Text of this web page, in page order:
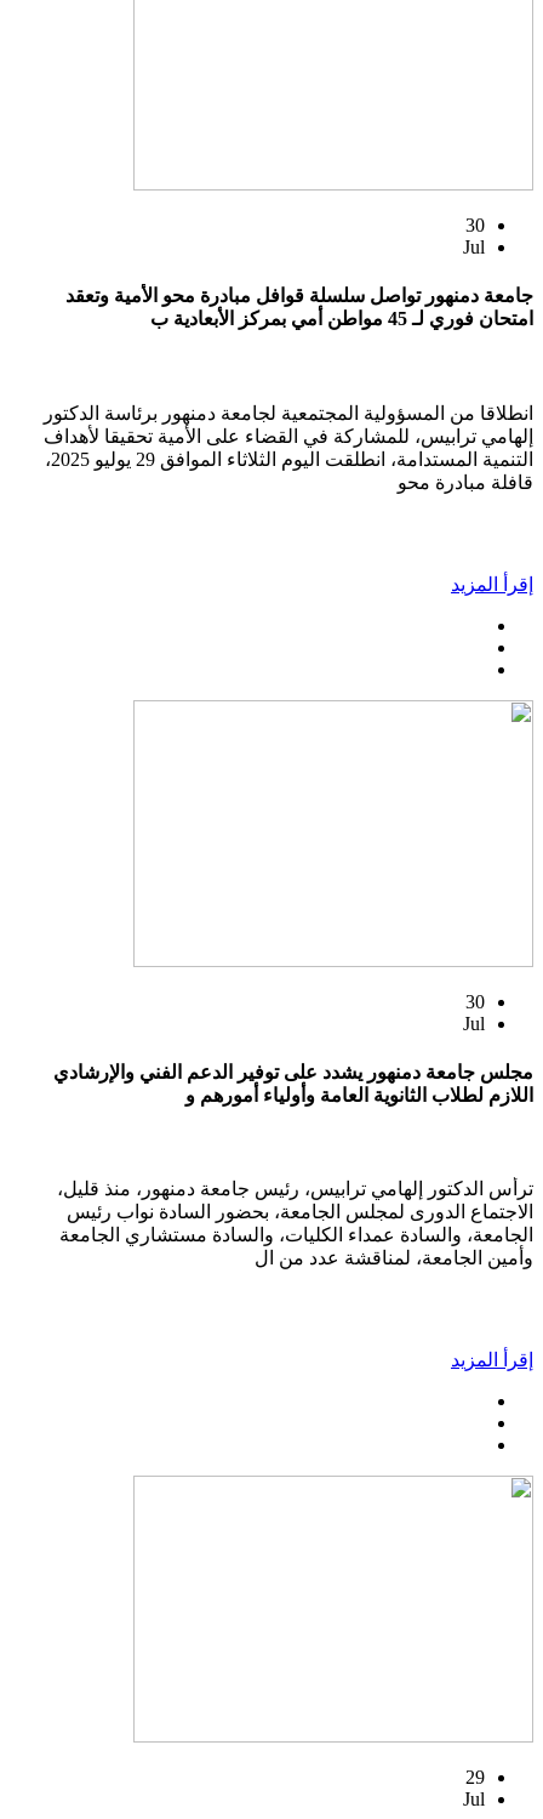
30
Jul
جامعة دمنهور تواصل سلسلة قوافل مبادرة محو الأمية وتعقد
امتحان فوري لـ 45 مواطن أمي بمركز الأبعادية ب
انطلاقا من المسؤولية المجتمعية لجامعة دمنهور برئاسة الدكتور
إلهامي ترابيس، للمشاركة في القضاء على الأمية تحقيقا لأهداف
التنمية المستدامة، انطلقت اليوم الثلاثاء الموافق 29 يوليو 2025،
قافلة مبادرة محو
إقرأ المزيد
30
Jul
مجلس جامعة دمنهور يشدد على توفير الدعم الفني والإرشادي
اللازم لطلاب الثانوية العامة وأولياء أمورهم و
ترأس الدكتور إلهامي ترابيس، رئيس جامعة دمنهور، منذ قليل،
الاجتماع الدورى لمجلس الجامعة، بحضور السادة نواب رئيس
الجامعة، والسادة عمداء الكليات، والسادة مستشاري الجامعة
وأمين الجامعة، لمناقشة عدد من ال
إقرأ المزيد
29
Jul